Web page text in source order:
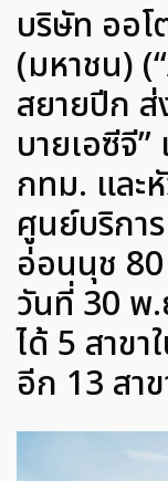
บริษัท ออ
(มหาชน)
สยายปีก
บายเอซีจี”
กทม. และ
ศูนย์บริกา
อ่อนนุช 80
วันที่ 30 พ.
ได้ 5 สาข
อีก 13 สา